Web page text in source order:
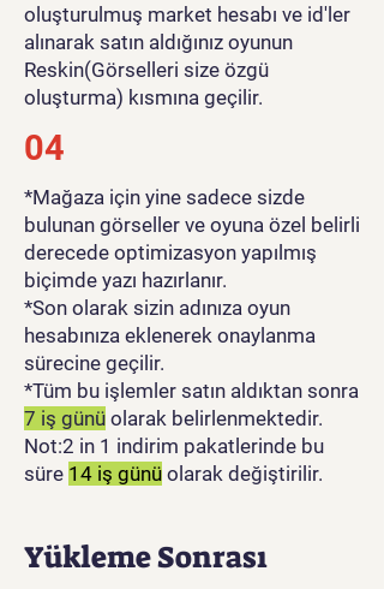
oluşturulmuş market hesabı ve id'ler
alınarak satın aldığınız oyunun
Reskin(Görselleri size özgü
oluşturma) kısmına geçilir.
04
*Mağaza için yine sadece sizde
bulunan görseller ve oyuna özel belirli
derecede optimizasyon yapılmış
biçimde yazı hazırlanır.
*Son olarak sizin adınıza oyun
hesabınıza eklenerek onaylanma
sürecine geçilir.
*Tüm bu işlemler satın aldıktan sonra
7 iş günü olarak belirlenmektedir.
Not:2 in 1 indirim pakatlerinde bu
süre 14 iş günü olarak değiştirilir.
Yükleme Sonrası